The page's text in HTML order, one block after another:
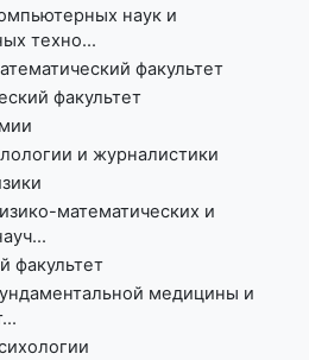
наук и
техно...
факультет
факультет
и журналистики
математических и
факультет
медицины и